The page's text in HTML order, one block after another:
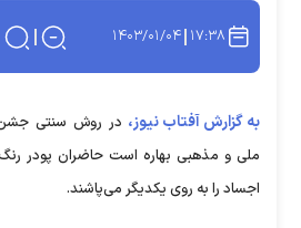
۱۷:۳۸ ۱۴۰۳/۰۱/۰۴
به گزارش آفتاب نیوز، در روش سنتی
ملی و مذهبی بهاره است حاضران پودر
اجساد را به روی یکدیگر می‌پاشند.